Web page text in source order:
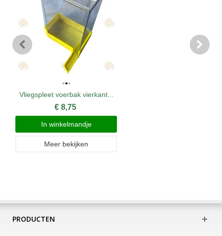
Vliegspleet voerbak vierkant...
€ 8,75
In winkelmandje
Meer bekijken
PRODUCTEN